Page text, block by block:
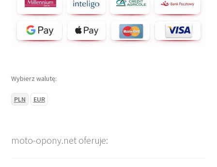
Wybierz walutę:
PLN EUR
moto-opony.net oferuje: